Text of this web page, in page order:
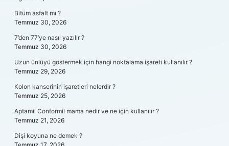
Bitüm asfalt mı ?
Temmuz 30, 2026
7’den 77’ye nasıl yazılır ?
Temmuz 30, 2026
Uzun ünlüyü göstermek için hangi noktalama işareti kullanılır ?
Temmuz 29, 2026
Kolon kanserinin işaretleri nelerdir ?
Temmuz 25, 2026
Aptamil Conformil mama nedir ve ne için kullanılır ?
Temmuz 21, 2026
Dişi koyuna ne demek ?